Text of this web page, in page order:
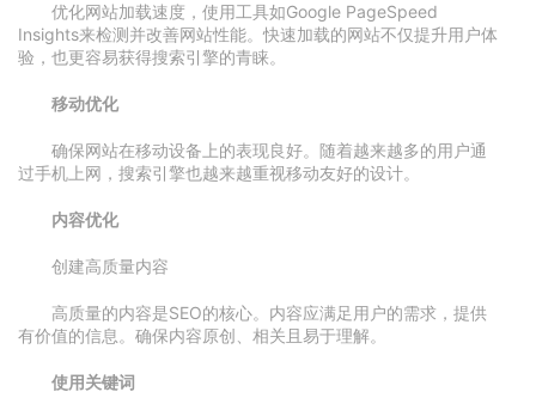
优化网站加载速度，使用工具如Google PageSpeed
Insights来检测并改善网站性能。快速加载的网站不仅提升用户体
验，也更容易获得搜索引擎的青睐。
移动优化
确保网站在移动设备上的表现良好。随着越来越多的用户通
过手机上网，搜索引擎也越来越重视移动友好的设计。
内容优化
创建高质量内容
高质量的内容是SEO的核心。内容应满足用户的需求，提供
有价值的信息。确保内容原创、相关且易于理解。
使用关键词